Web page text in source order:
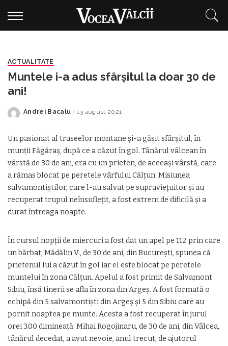
ACTUALITATE
Muntele i-a adus sfârșitul la doar 30 de
ani!
Posted
Andrei Bacalu 13 august 2021
Un pasionat al traseelor montane și-a găsit sfârșitul, în
munții Făgăraș, după ce a căzut în gol. Tânărul vâlcean în
vârstă de 30 de ani, era cu un prieten, de aceeași vârstă, care
a rămas blocat pe peretele vârfului Călțun. Misiunea
salvamontiștilor, care l-au salvat pe supraviețuitor și au
recuperat trupul neînsuflețit, a fost extrem de dificilă și a
durat întreaga noapte.
În cursul nopţii de miercuri a fost dat un apel pe 112 prin care
un bărbat, Mădălin V., de 30 de ani, din Bucureşti, spunea că
prietenul lui a căzut în gol iar el este blocat pe peretele
muntelui în zona Călţun. Apelul a fost primit de Salvamont
Sibiu, însă tinerii se afla în zona din Argeş. A fost formată o
echipă din 5 salvamontişti din Argeş şi 5 din Sibiu care au
pornit noaptea pe munte. Acesta a fost recuperat în jurul
orei 3.00 dimineață. Mihai Rogojinaru, de 30 de ani, din Vâlcea,
tânărul decedat, a avut nevoie, anul trecut, de ajutorul